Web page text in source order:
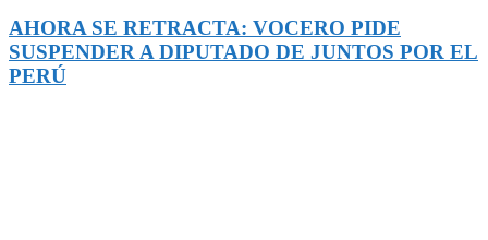
AHORA SE RETRACTA: VOCERO PIDE
SUSPENDER A DIPUTADO DE JUNTOS POR EL
PERÚ